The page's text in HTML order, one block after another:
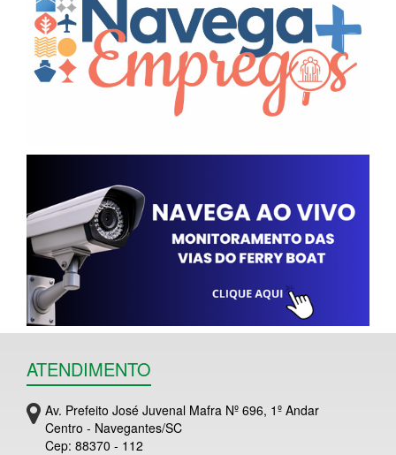
ATENDIMENTO
Av. Prefeito José Juvenal Mafra Nº 696, 1º Andar
Centro - Navegantes/SC
Cep: 88370 - 112